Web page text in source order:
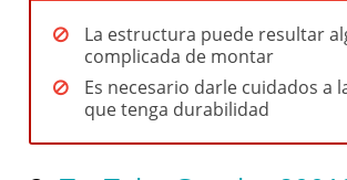
La estructura puede resultar
complicada de montar
Es necesario darle cuidados a
que tenga durabilidad